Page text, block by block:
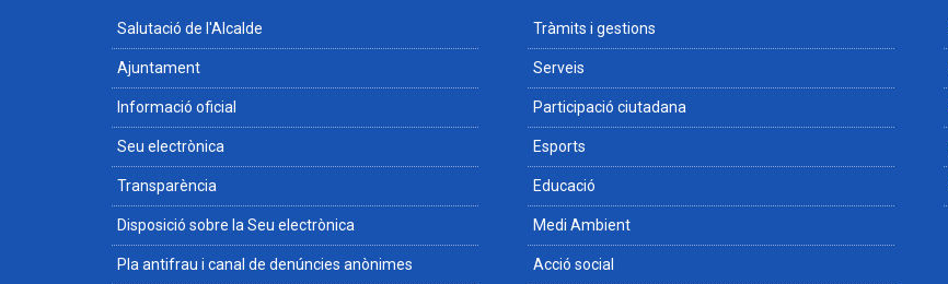
Salutació de l'Alcalde
Ajuntament
Informació oficial
Seu electrònica
Transparència
Disposició sobre la Seu electrònica
Pla antifrau i canal de denúncies anònimes
Tràmits i gestions
Serveis
Participació ciutadana
Esports
Educació
Medi Ambient
Acció social